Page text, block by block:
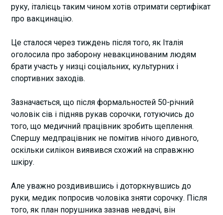
руку, італієць таким чином хотів отримати сертифікат
про вакцинацію.
Це сталося через тиждень після того, як Італія
оголосила про заборону невакцинованим людям
брати участь у низці соціальних, культурних і
спортивних заходів.
Зазначається, що після формальностей 50-річний
чоловік сів і підняв рукав сорочки, готуючись до
того, що медичний працівник зробить щеплення.
Спершу медпрацівник не помітив нічого дивного,
оскільки силікон виявився схожий на справжню
шкіру.
Але уважно роздивившись і доторкнувшись до
руки, медик попросив чоловіка зняти сорочку. Після
того, як план порушника зазнав невдачі, він